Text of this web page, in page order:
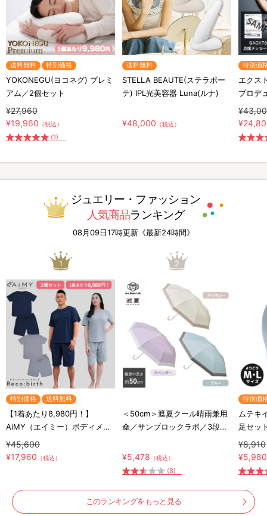
送料無料 特別価格
YOKONEGU(ヨコネグ) プレミ
アム／2個セット
¥27,960
¥19,960 （税込）
(1)
送料無料
STELLA BEAUTE(ステラボー
テ) IPL光美容器 Luna(ルナ)
¥48,000 （税込）
特別価
エクス
プロデ
ジュエリー・ファッション
人気商品ランキング
08月09日17時更新《最新24時間》
1
特別価格 送料無料
【1着あたり8,980円！】
AiMY（エイミー）ボディメン
テナンスウェア リカバース／
半袖半ズボン／2着セット／上
¥45,600
¥17,960 （税込）
2
＜50cm＞遮夏クール晴雨兼用
傘／サンブロックラボ／3段コ
／紫外線対策／放射冷却
¥5,478 （税込）
(8)
特別価
ムテキ
足セッ
¥8,910
¥5,980
このランキングをもっと見る